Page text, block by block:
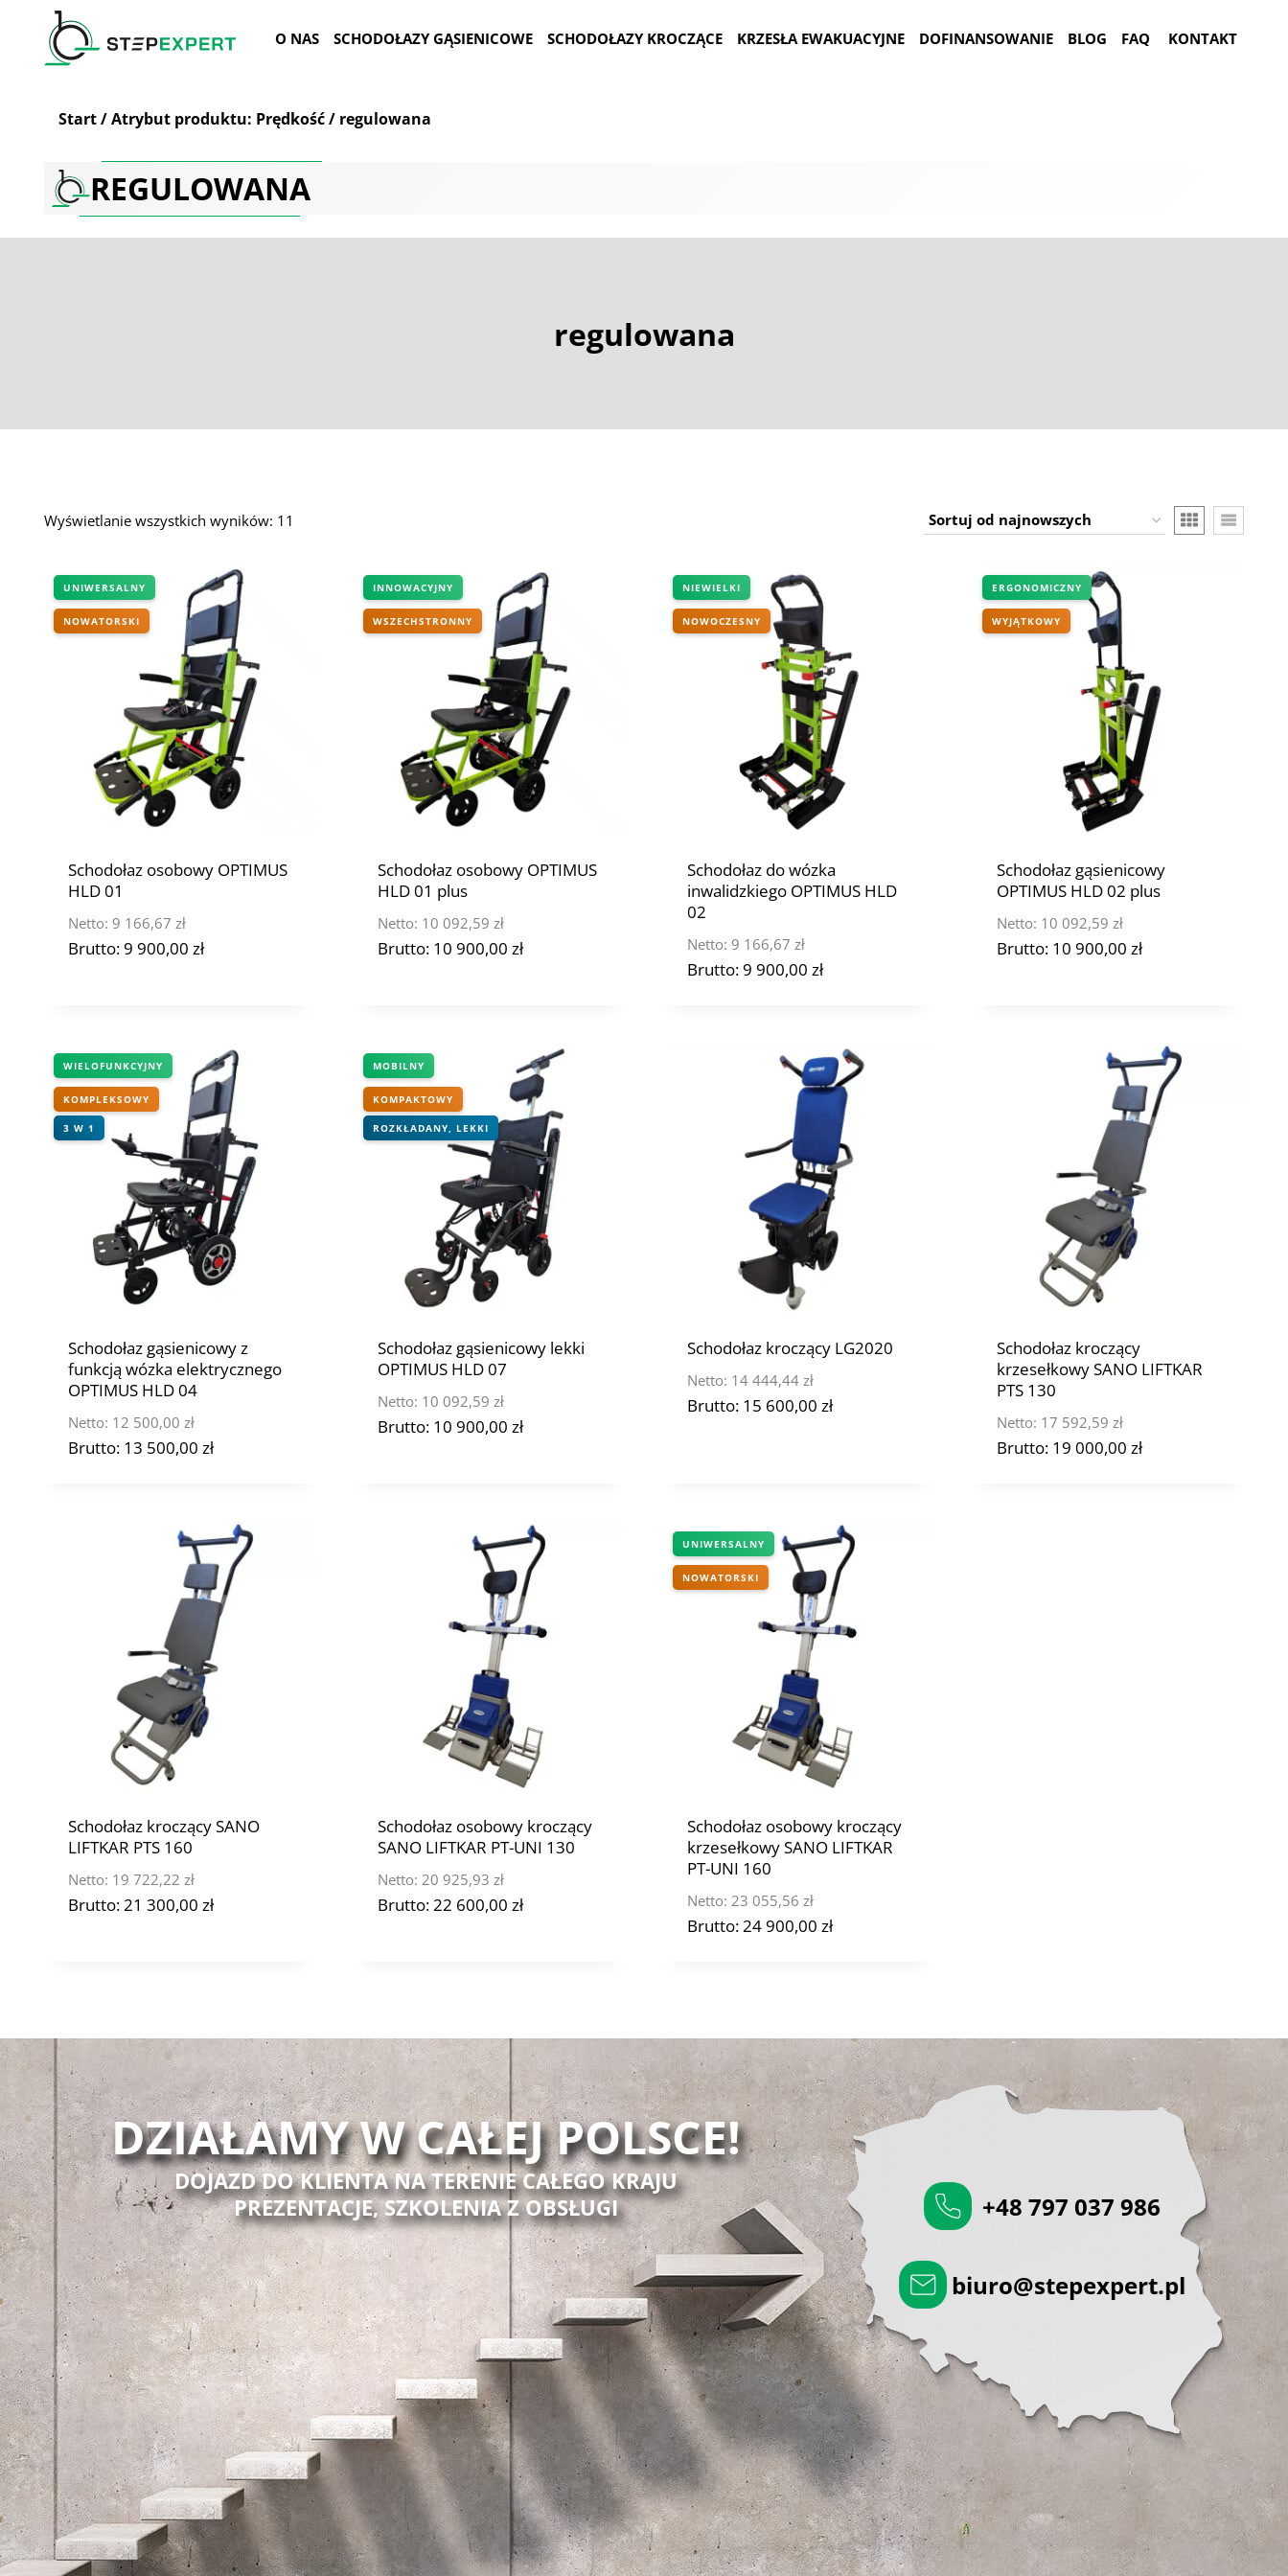
O NAS SCHODOŁAZY GĄSIENICOWE SCHODOŁAZY KROCZĄCE KRZESŁA EWAKUACYJNE DOFINANSOWANIE BLOG FAQ KONTAKT
Start/Atrybut produktu: Prędkość/ regulowana
REGULOWANA
regulowana
Wyświetlanie wszystkich wyników: 11
najnowszych
UNIWERSALNY
NOWATORSKI
Schodołaz osobowy OPTIMUS
HLD 01
Netto: 9 166,67 zł
Brutto:9 900,00 zł
INNOWACYJNY
WSZECHSTRONNY
Schodołaz osobowy OPTIMUS
HLD 01 plus
Netto: 10 092,59 zł
Brutto: 10 900,00 zł
NIEWIELKI
NOWOCZESNY
Schodołaz do wózka
inwalidzkiego OPTIMUS HLD
02
Netto: 9 166,67 zł
Brutto:9 900,00 zł
ERGONOMICZNY
WYJĄTKOWY
Schodołaz gąsienicowy
OPTIMUS HLD 02 plus
Netto: 10 092,59 zł
Brutto: 10 900,00 zł
WIELOFUNKCYJNY
KOMPLEKSOWY
3 W 1
Schodołaz gąsienicowy z
funkcją wózka elektrycznego
OPTIMUS HLD 04
Netto: 12 500,00 zł
Brutto: 13 500,00 zł
MOBILNY
KOMPAKTOWY
ROZKŁADANY, LEKKI
Schodołaz gąsienicowy lekki
OPTIMUS HLD 07
Netto: 10 092,59 zł
Brutto: 10 900,00 zł
Schodołaz kroczący LG2020
Netto: 14 444,44 zł
Brutto: 15 600,00 zł
Schodołaz kroczący
krzesełkowy SANO LIFTKAR
PTS 130
Netto: 17 592,59 zł
Brutto: 19 000,00 zł
Schodołaz kroczący SANO
LIFTKAR PTS 160
Netto: 19 722,22 zł
Brutto:21 300,00 zł
Schodołaz osobowy kroczący
SANO LIFTKAR PT-UNI 130
Netto: 20 925,93 zł
Brutto:22 600,00 zł
UNIWERSALNY
NOWATORSKI
Schodołaz osobowy kroczący
krzesełkowy SANO LIFTKAR
PT-UNI 160
Netto: 23 055,56 zł
Brutto:24 900,00 zł
DZIAŁAMY W CAŁEJ POLSCE!
DOJAZD DO KLIENTA NA TERENIE CAŁEGO KRAJU
PREZENTACJE, SZKOLENIA Z OBSŁUGI
+48 797 037 986
biuro@stepexpert.pl